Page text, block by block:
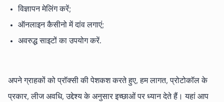
विज्ञापन मेलिंग करें;
ऑनलाइन कैसीनो में दांव लगाएं;
अवरुद्ध साइटों का उपयोग करें.
अपने ग्राहकों को प्रॉक्सी की पेशकश करते हुए, हम लागत, प्रोटोकॉल के
प्रकार, लीज अवधि, उद्देश्य के अनुसार इच्छाओं पर ध्यान देते हैं। यहां आप